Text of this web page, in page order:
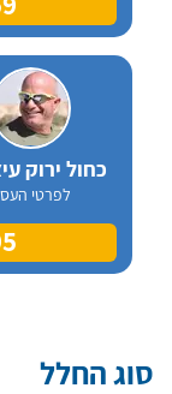
כחול ירוק
לפרטי
סוג החלל